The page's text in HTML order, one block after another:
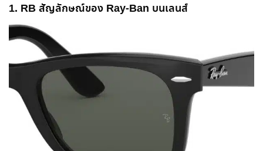
1. RBสัญลักษณ์ของ Ray-Ban บนเลนส์